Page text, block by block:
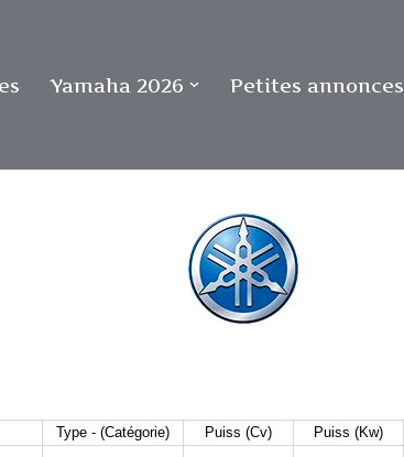
Yamaha 2026 Petites annonces
Type - (Catégorie) Puiss (Cv) Puiss (Kw)